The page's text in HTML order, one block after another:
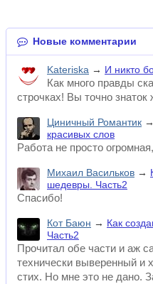
Новые комментарии
Kateriska → И никто
Как много правды
строчках! Вы точно
Циничный Романтик →
красивых слов
Работа не просто
Михаил Васильков →
шедевры. Часть2
Спасибо!
Кот Баюн → Как
Часть2
Прочитал обе части и аж
технически выверенный и
стих. Но мне это не дано.